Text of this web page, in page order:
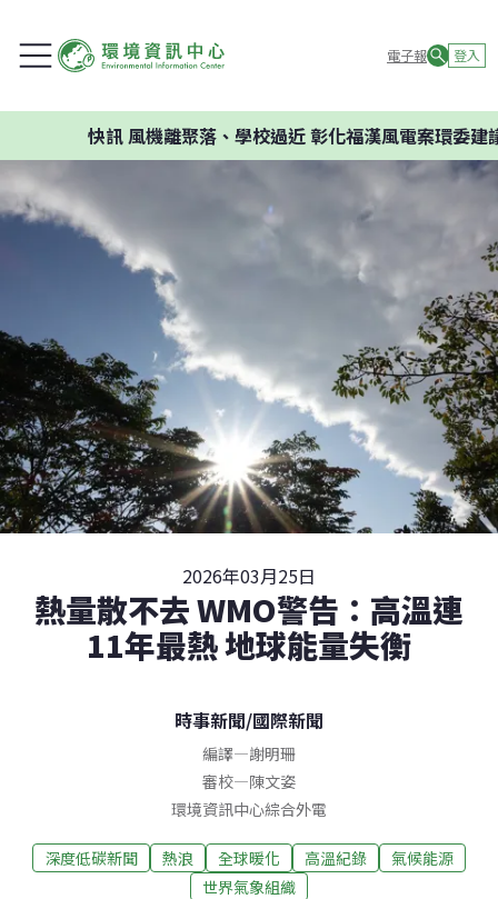
電子報 登入
風機離聚落、學校過近 彰化福漢風電案環委建議不
2026年03月25日
熱量散不去 WMO警告：高溫連
11年最熱 地球能量失衡
時事新聞/國際新聞
編譯—謝明珊
審校—陳文姿
環境資訊中心綜合外電
深度低碳新聞 熱浪 全球暖化 高溫紀錄
氣候能源
世界氣象組織